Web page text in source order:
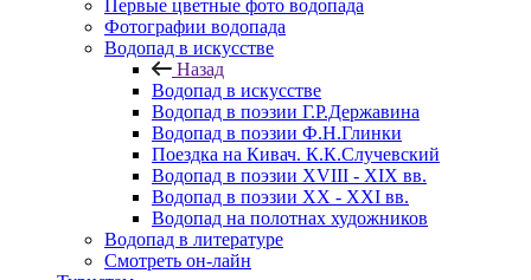
Первые цветные фото водопада
Фотографии водопада
Водопад в искусстве
Назад
Водопад в искусстве
Водопад в поэзии Г.Р.Державина
Водопад в поэзии Ф.Н.Глинки
Поездка на Кивач. К.К.Случевский
Водопад в поэзии XVIII - XIX вв.
Водопад в поэзии XX - XXI вв.
Водопад на полотнах художников
Водопад в литературе
Смотреть он-лайн